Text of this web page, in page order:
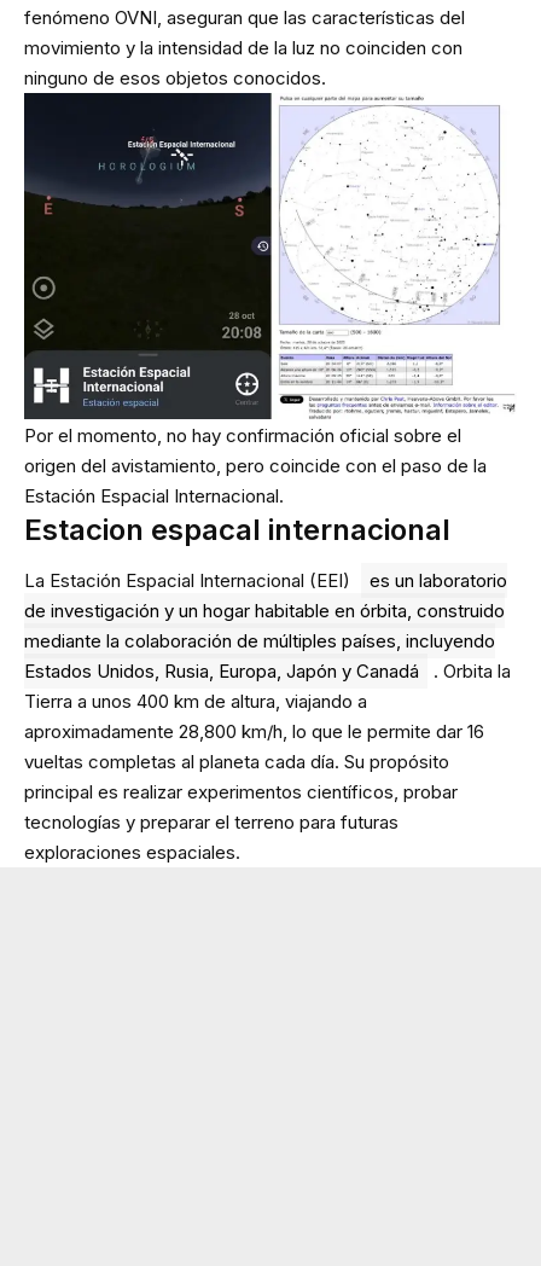
fenómeno OVNI, aseguran que las características del
movimiento y la intensidad de la luz no coinciden con
ninguno de esos objetos conocidos.
Por el momento, no hay confirmación oficial sobre el
origen del avistamiento, pero coincide con el paso de la
Estación Espacial Internacional.
Estacion espacal internacional
La Estación Espacial Internacional (EEI)
es un laboratorio
de investigación y un hogar habitable en órbita, construido
mediante la colaboración de múltiples países, incluyendo
Estados Unidos, Rusia, Europa, Japón y Canadá
. Orbita la
Tierra a unos 400 km de altura, viajando a
aproximadamente 28,800 km/h, lo que le permite dar 16
vueltas completas al planeta cada día. Su propósito
principal es realizar experimentos científicos, probar
tecnologías y preparar el terreno para futuras
exploraciones espaciales.